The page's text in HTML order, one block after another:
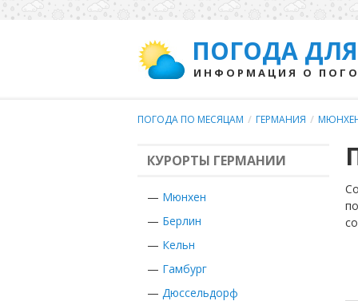
ПОГОДА
ИНФОРМАЦИЯ О
ПОГОДА ПО МЕСЯЦАМ / ГЕРМАНИЯ /
КУРОРТЫ ГЕРМАНИИ
— Мюнхен
— Берлин
— Кельн
— Гамбург
— Дюссельдорф